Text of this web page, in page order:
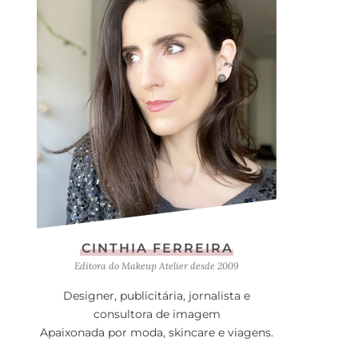
CINTHIA FERREIRA
Editora do Makeup Atelier desde 2009
Designer, publicitária, jornalista e
consultora de imagem
Apaixonada por moda, skincare e viagens.